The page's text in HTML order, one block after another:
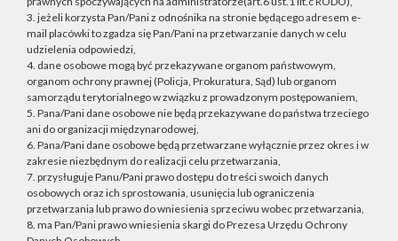
3. jeżeli korzysta Pan/Pani z odnośnika na stronie będącego adresem e-
mail placówki to zgadza się Pan/Pani na przetwarzanie danych w celu
udzielenia odpowiedzi,
4. dane osobowe mogą być przekazywane organom państwowym,
organom ochrony prawnej (Policja, Prokuratura, Sąd) lub organom
samorządu terytorialnego w związku z prowadzonym postępowaniem,
5. Pana/Pani dane osobowe nie będą przekazywane do państwa trzeciego
ani do organizacji międzynarodowej,
6. Pana/Pani dane osobowe będą przetwarzane wyłącznie przez okres i w
zakresie niezbędnym do realizacji celu przetwarzania,
7. przysługuje Panu/Pani prawo dostępu do treści swoich danych
osobowych oraz ich sprostowania, usunięcia lub ograniczenia
przetwarzania lub prawo do wniesienia sprzeciwu wobec przetwarzania,
8. ma Pan/Pani prawo wniesienia skargi do Prezesa Urzędu Ochrony